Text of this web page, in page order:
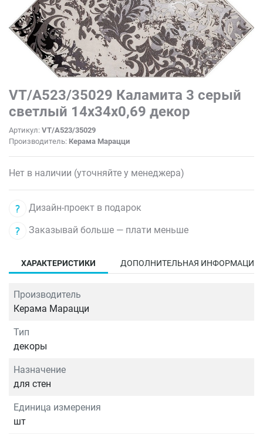
VT/A523/35029 Каламита 3 серый
светлый 14x34x0,69 декор
Артикул: VT/A523/35029
Производитель: Керама Марацци
Нет в наличии (уточняйте у менеджера)
Дизайн-проект в подарок
Заказывай больше — плати меньше
ХАРАКТЕРИСТИКИ ДОПОЛНИТЕЛЬНАЯ ИНФОРМАЦИЯ
Производитель
Керама Марацци
Тип
декоры
Назначение
для стен
Единица измерения
шт